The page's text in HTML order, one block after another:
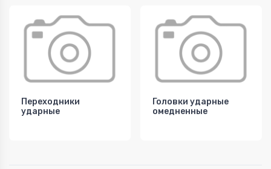
Переходники
ударные
Головки ударные
омедненные